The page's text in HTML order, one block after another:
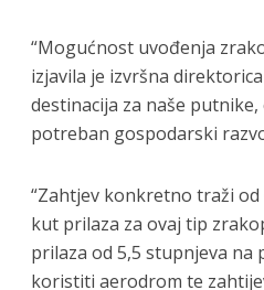
“Mogućnost uvođenja
izjavila je izvršna
destinacija za naše
potreban gospodarski
“Zahtjev konkretno traži od
kut prilaza za ovaj tip
prilaza od 5,5 stupnjeva
koristiti aerodrom te